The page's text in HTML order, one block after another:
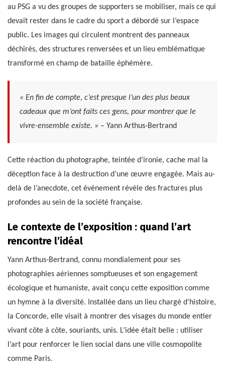
au PSG a vu des groupes de supporters se mobiliser, mais ce qui
devait rester dans le cadre du sport a débordé sur l’espace
public. Les images qui circulent montrent des panneaux
déchirés, des structures renversées et un lieu emblématique
transformé en champ de bataille éphémère.
« En fin de compte, c’est presque l’un des plus beaux
cadeaux que m’ont faits ces gens, pour montrer que le
vivre-ensemble existe. » – Yann Arthus-Bertrand
Cette réaction du photographe, teintée d’ironie, cache mal la
déception face à la destruction d’une œuvre engagée. Mais au-
delà de l’anecdote, cet événement révèle des fractures plus
profondes au sein de la société française.
Le contexte de l’exposition : quand l’art
rencontre l’idéal
Yann Arthus-Bertrand, connu mondialement pour ses
photographies aériennes somptueuses et son engagement
écologique et humaniste, avait conçu cette exposition comme
un hymne à la diversité. Installée dans un lieu chargé d’histoire,
la Concorde, elle visait à montrer des visages du monde entier
vivant côte à côte, souriants, unis. L’idée était belle : utiliser
l’art pour renforcer le lien social dans une ville cosmopolite
comme Paris.